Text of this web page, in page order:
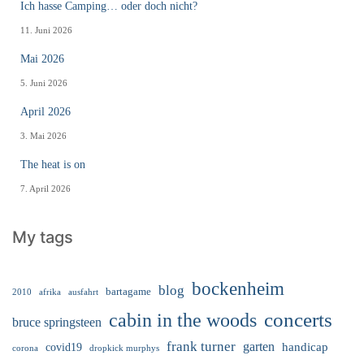
Ich hasse Camping… oder doch nicht?
11. Juni 2026
Mai 2026
5. Juni 2026
April 2026
3. Mai 2026
The heat is on
7. April 2026
My tags
2010 afrika ausfahrt bartagame blog bockenheim
bruce springsteen cabin in the woods concerts
corona covid19 dropkick murphys frank turner garten handicap